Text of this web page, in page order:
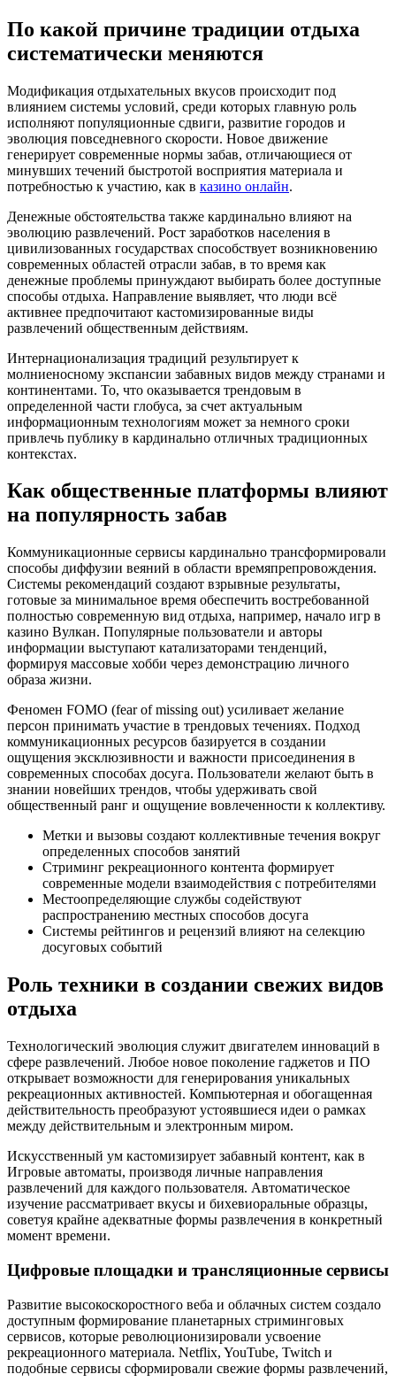
По какой причине традиции отдыха
систематически меняются
Модификация отдыхательных вкусов происходит под
влиянием системы условий, среди которых главную роль
исполняют популяционные сдвиги, развитие городов и
эволюция повседневного скорости. Новое движение
генерирует современные нормы забав, отличающиеся от
минувших течений быстротой восприятия материала и
потребностью к участию, как в казино онлайн.
Денежные обстоятельства также кардинально влияют на
эволюцию развлечений. Рост заработков населения в
цивилизованных государствах способствует возникновению
современных областей отрасли забав, в то время как
денежные проблемы принуждают выбирать более доступные
способы отдыха. Направление выявляет, что люди всё
активнее предпочитают кастомизированные виды
развлечений общественным действиям.
Интернационализация традиций результирует к
молниеносному экспансии забавных видов между странами и
континентами. То, что оказывается трендовым в
определенной части глобуса, за счет актуальным
информационным технологиям может за немного сроки
привлечь публику в кардинально отличных традиционных
контекстах.
Как общественные платформы влияют
на популярность забав
Коммуникационные сервисы кардинально трансформировали
способы диффузии веяний в области времяпрепровождения.
Системы рекомендаций создают взрывные результаты,
готовые за минимальное время обеспечить востребованной
полностью современную вид отдыха, например, начало игр в
казино Вулкан. Популярные пользователи и авторы
информации выступают катализаторами тенденций,
формируя массовые хобби через демонстрацию личного
образа жизни.
Феномен FOMO (fear of missing out) усиливает желание
персон принимать участие в трендовых течениях. Подход
коммуникационных ресурсов базируется в создании
ощущения эксклюзивности и важности присоединения в
современных способах досуга. Пользователи желают быть в
знании новейших трендов, чтобы удерживать свой
общественный ранг и ощущение вовлеченности к коллективу.
Метки и вызовы создают коллективные течения вокруг
определенных способов занятий
Стриминг рекреационного контента формирует
современные модели взаимодействия с потребителями
Местоопределяющие службы содействуют
распространению местных способов досуга
Системы рейтингов и рецензий влияют на селекцию
досуговых событий
Роль техники в создании свежих видов
отдыха
Технологический эволюция служит двигателем инноваций в
сфере развлечений. Любое новое поколение гаджетов и ПО
открывает возможности для генерирования уникальных
рекреационных активностей. Компьютерная и обогащенная
действительность преобразуют устоявшиеся идеи о рамках
между действительным и электронным миром.
Искусственный ум кастомизирует забавный контент, как в
Игровые автоматы, производя личные направления
развлечений для каждого пользователя. Автоматическое
изучение рассматривает вкусы и бихевиоральные образцы,
советуя крайне адекватные формы развлечения в конкретный
момент времени.
Цифровые площадки и трансляционные сервисы
Развитие высокоскоростного веба и облачных систем создало
доступным формирование планетарных стриминговых
сервисов, которые революционизировали усвоение
рекреационного материала. Netflix, YouTube, Twitch и
подобные сервисы сформировали свежие формы развлечений,